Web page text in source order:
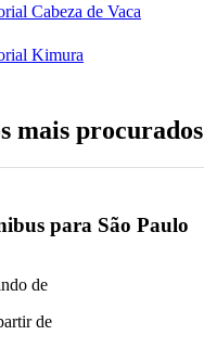
Cabeza de Vaca
Kimura
mais procurados
para São Paulo
de
de